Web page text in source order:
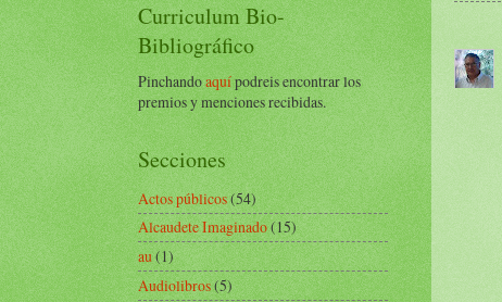
Curriculum Bio-
Bibliográfico
Pinchandoaquípodreis encontrar los
premios y menciones recibidas.
Secciones
Actos públicos(54)
Alcaudete Imaginado(15)
au(1)
Audiolibros(5)